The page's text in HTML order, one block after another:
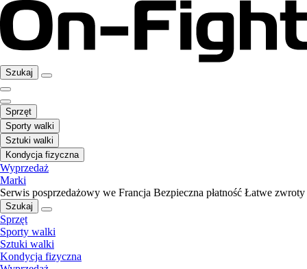
Szukaj
Sprzęt
Sporty walki
Sztuki walki
Kondycja fizyczna
Wyprzedaż
Marki
Serwis posprzedażowy we Francja Bezpieczna płatność Łatwe zwroty
Szukaj
Sprzęt
Sporty walki
Sztuki walki
Kondycja fizyczna